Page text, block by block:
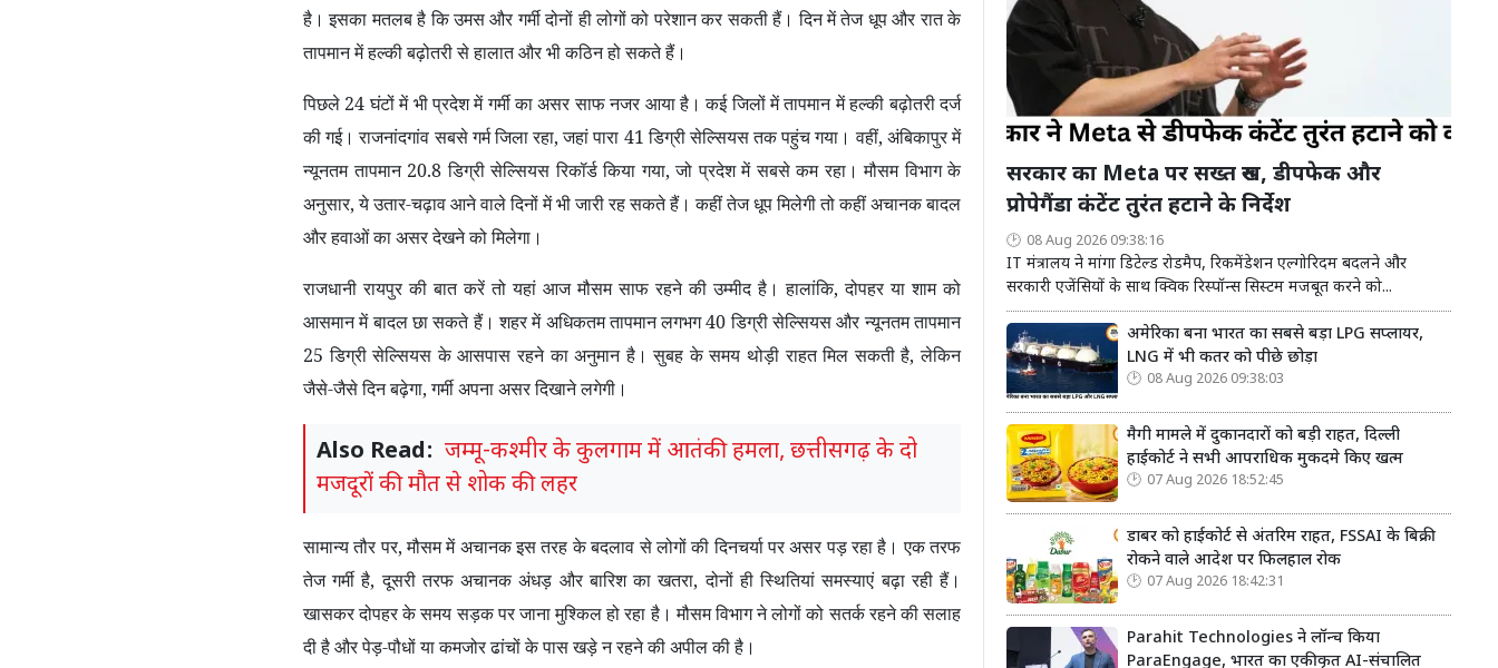
है। इसका मतलब है कि उमस और गर्मी दोनों ही लोगों को परेशान कर सकती हैं। दिन में तेज धूप और रात के
तापमान में हल्की बढ़ोतरी से हालात और भी कठिन हो सकते हैं।
पिछले 24घंटों में भी प्रदेश में गर्मी का असर साफ नजर आया है। कई जिलों में तापमान में हल्की बढ़ोतरी दर्ज
की गई। राजनांदगांव सबसे गर्म जिला रहा,जहां पारा 41डिग्री सेल्सियस तक पहुंच गया। वहीं, अंबिकापुर में
न्यूनतम तापमान 20.8 डिग्री सेल्सियस रिकॉर्ड किया गया,जो प्रदेश में सबसे कम रहा। मौसम विभाग के
अनुसार,ये उतार-चढ़ाव आने वाले दिनों में भी जारी रह सकते हैं। कहीं तेज धूप मिलेगी तो कहीं अचानक बादल
और हवाओं का असर देखने को मिलेगा।
राजधानी रायपुर की बात करें तो यहां आज मौसम साफ रहने की उम्मीद है। हालांकि,दोपहर या शाम को
आसमान में बादल छा सकते हैं। शहर में अधिकतम तापमान लगभग40डिग्री सेल्सियस और न्यूनतम तापमान
25 डिग्री सेल्सियस के आसपास रहने का अनुमान है। सुबह के समय थोड़ी राहत मिल सकती है,लेकिन
जैसे-जैसे दिन बढ़ेगा,गर्मी अपना असर दिखाने लगेगी।
Also Read: जम्मू-कश्मीर के कुलगाम में आतंकी हमला, छत्तीसगढ़ के दो
मजदूरों की मौत से शोक की लहर
सामान्य तौर पर,मौसम में अचानक इस तरह के बदलाव से लोगों की दिनचर्या पर असर पड़ रहा है। एक तरफ
तेज गर्मी है,दूसरी तरफ अचानक अंधड़ और बारिश का खतरा,दोनों ही स्थितियां समस्याएं बढ़ा रही हैं।
खासकर दोपहर के समय सड़क पर जाना मुश्किल हो रहा है। मौसम विभाग ने लोगों को सतर्क रहने की सलाह
दी है और पेड़-पौधों या कमजोर ढांचों के पास खड़े न रहने की अपील की है।
सरकार का Meta पर सख्त रुख, डीपफेक और
प्रोपेगैंडा कंटेंट तुरंत हटाने के निर्देश
08 Aug 2026 09:38:16
IT मंत्रालय ने मांगा डिटेल्ड रोडमैप, रिकमेंडेशन एल्गोरिदम बदलने और
सरकारी एजेंसियों के साथ क्विक रिस्पॉन्स सिस्टम मजबूत करने को...
अमेरिका बना भारत का सबसे बड़ा LPG सप्लायर,
LNG में भी कतर को पीछे छोड़ा
08 Aug 2026 09:38:03
मैगी मामले में दुकानदारों को बड़ी राहत, दिल्ली
हाईकोर्ट ने सभी आपराधिक मुकदमे किए खत्म
07 Aug 2026 18:52:45
डाबर को हाईकोर्ट से अंतरिम राहत, FSSAI के बिक्री
रोकने वाले आदेश पर फिलहाल रोक
07 Aug 2026 18:42:31
Parahit Technologies ने लॉन्च किया
ParaEngage, भारत का एकीकृत AI-संचालित